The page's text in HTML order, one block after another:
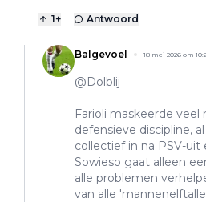
1+ Antwoord
Balgevoel 18 mei 2026 om
@Dolblij
Farioli maskeerde
defensieve discipline,
collectief in na PSV-uit
Sowieso gaat alleen
alle problemen
van alle